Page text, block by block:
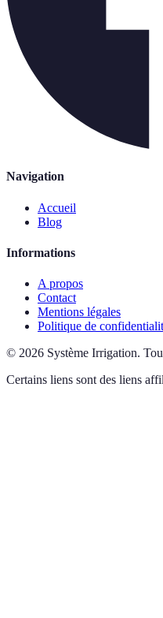
Navigation
Accueil
Blog
Informations
A propos
Contact
Mentions légales
Politique de
© 2026 Système Irrigation.
Certains liens sont des liens